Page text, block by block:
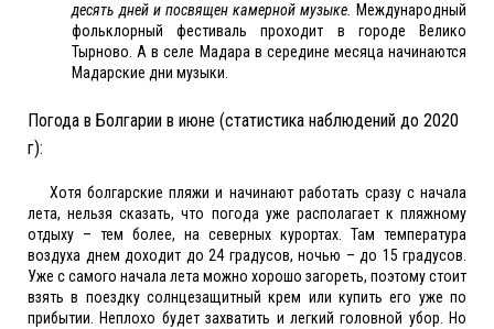
десять дней и посвящен камерной музыке.
Международный
фольклорный фестиваль проходит в городе Велико
Тырново. А в селе Мадара в середине месяца начинаются
Мадарские дни музыки.
Погода в Болгарии в июне (статистика наблюдений до 2020
г):
Хотя болгарские пляжи и начинают работать сразу с начала
лета, нельзя сказать, что погода уже располагает к пляжному
отдыху – тем более, на северных курортах. Там температура
воздуха днем доходит до 24 градусов, ночью – до 15 градусов.
Уже с самого начала лета можно хорошо загореть, поэтому стоит
взять в поездку солнцезащитный крем или купить его уже по
прибытии. Неплохо будет захватить и легкий головной убор. Но